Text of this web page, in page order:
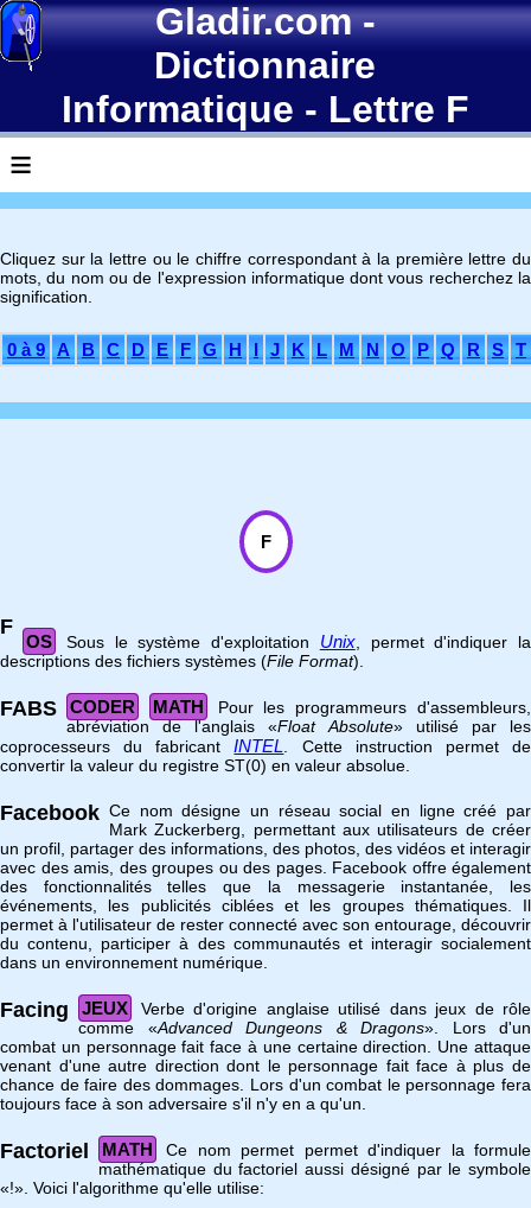
Gladir.com-
Dictionnaire
Informatique - Lettre F
≡
Cliquez sur la lettre ou le chiffre correspondant à la première lettre du
mots, du nom ou de l'expression informatique dont vous recherchez la
signification.
0 à 9 A B C D E F G H I J K L M N O P Q R S T
F
F
OS Sous le système d'exploitation Unix, permet d'indiquer la
descriptions des fichiers systèmes (File Format).
FABS CODER MATH
Pour les programmeurs d'assembleurs,
abréviation de l'anglais «Float Absolute» utilisé par les
coprocesseurs du fabricantINTEL . Cette instruction permet de
convertir la valeur du registre ST(0) en valeur absolue.
Facebook Ce nom désigne un réseau social en ligne créé par
Mark Zuckerberg, permettant aux utilisateurs de créer
un profil, partager des informations, des photos, des vidéos et interagir
avec des amis, des groupes ou des pages. Facebook offre également
des fonctionnalités telles que la messagerie instantanée, les
événements, les publicités ciblées et les groupes thématiques. Il
permet à l'utilisateur de rester connecté avec son entourage, découvrir
du contenu, participer à des communautés et interagir socialement
dans un environnement numérique.
Facing JEUX
Verbe d'origine anglaise utilisé dans jeux de rôle
comme «Advanced Dungeons & Dragons». Lors d'un
combat un personnage fait face à une certaine direction. Une attaque
venant d'une autre direction dont le personnage fait face à plus de
chance de faire des dommages. Lors d'un combat le personnage fera
toujours face à son adversaire s'il n'y en a qu'un.
Factoriel MATH
Ce nom permet permet d'indiquer la formule
mathématique du factoriel aussi désigné par le symbole
«!». Voici l'algorithme qu'elle utilise: